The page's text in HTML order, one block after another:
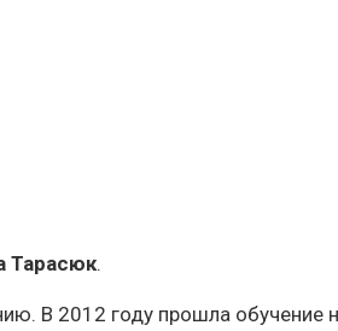
Тарасюк.
В 2012 году прошла обучение